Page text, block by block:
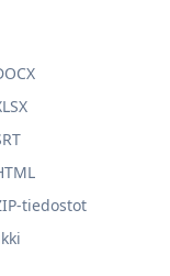
tiedostot